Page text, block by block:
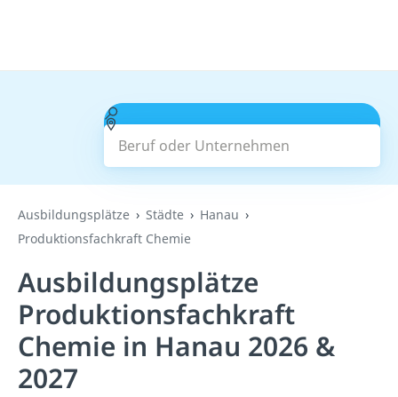
Beruf oder Unternehmen
Suchen
Ausbildungsplätze Städte
Hanau
Produktionsfachkraft Chemie
Ausbildungsplätze
Produktionsfachkraft
Chemie in Hanau 2026 &
2027